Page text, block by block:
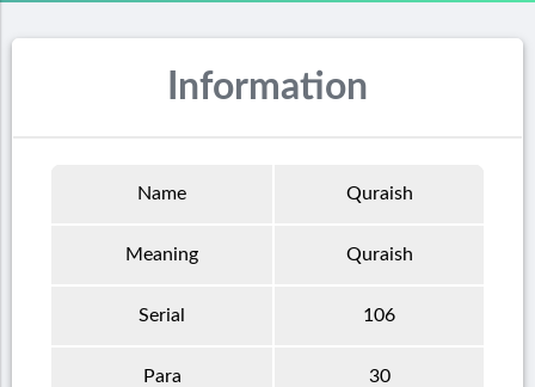
Information
Name Quraish
Meaning Quraish
Serial 106
Para 30